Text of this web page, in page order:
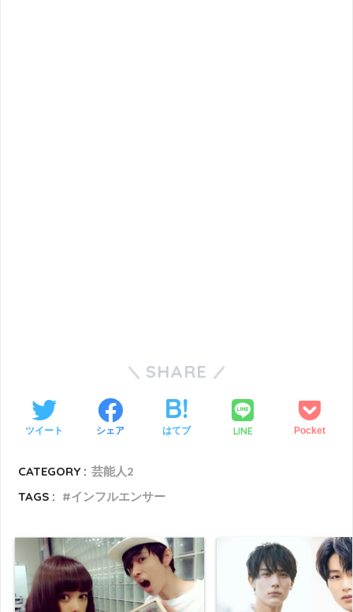
SHARE
ツイート シェア はてブ LINE Pocket
CATEGORY : 芸能人2
TAGS :
インフルエンサー